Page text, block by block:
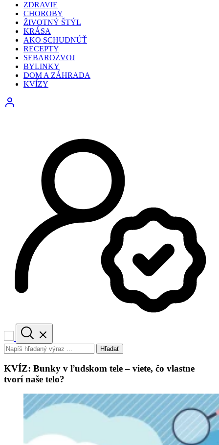
ZDRAVIE
CHOROBY
ŽIVOTNÝ ŠTÝL
KRÁSA
AKO SCHUDNÚŤ
RECEPTY
SEBAROZVOJ
BYLINKY
DOM A ZÁHRADA
KVÍZY
Hľadať
KVÍZ: Bunky v ľudskom tele – viete, čo vlastne
tvorí naše telo?